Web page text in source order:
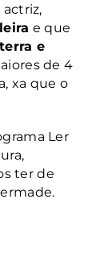
actriz,
e que
e
de 4
xa que o
Ler
ter de